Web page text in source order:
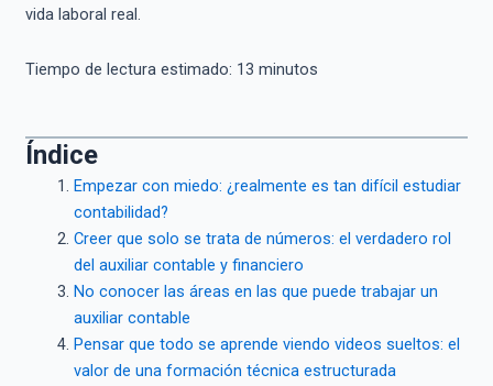
vida laboral real.
Tiempo de lectura estimado: 13 minutos
Índice
Empezar con miedo: ¿realmente es tan difícil estudiar
contabilidad?
Creer que solo se trata de números: el verdadero rol
del auxiliar contable y financiero
No conocer las áreas en las que puede trabajar un
auxiliar contable
Pensar que todo se aprende viendo videos sueltos: el
valor de una formación técnica estructurada